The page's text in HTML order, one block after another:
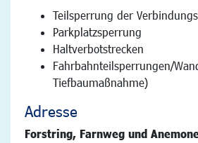
Teilsperrung der
Parkplatzsperrung
Haltverbotstrecken
Fahrbahnteilsperrungen/
Tiefbaumaßnahme)
Adresse
Forstring, Farnweg und